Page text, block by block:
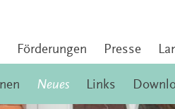
Förderungen Presse
Neues Links